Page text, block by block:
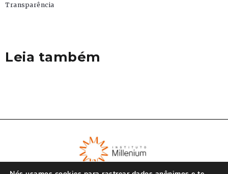
Transparência
Leia também